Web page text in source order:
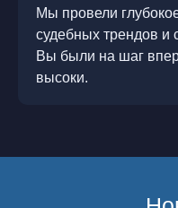
Мы провели
судебных трендов и
Вы были на шаг
высоки.
рассылка